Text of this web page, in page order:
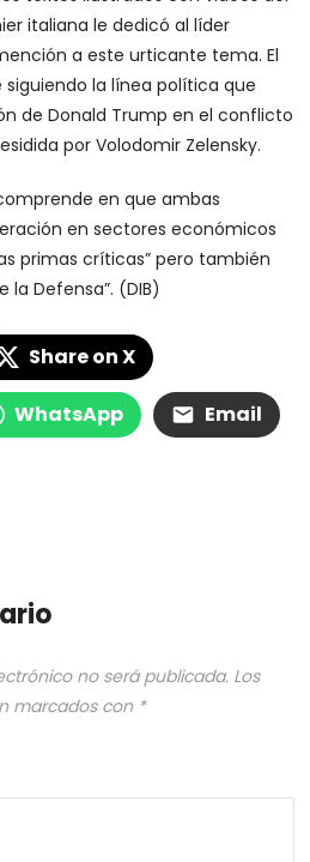
italiana le dedicó al líder
a este urticante tema. El
la línea política que
de Donald Trump en el conflicto
por Volodomir Zelensky.
en que ambas
en sectores económicos
primas críticas” pero también
la Defensa”. (DIB)
Share on X
WhatsApp Email
no será publicada. Los
marcados con *